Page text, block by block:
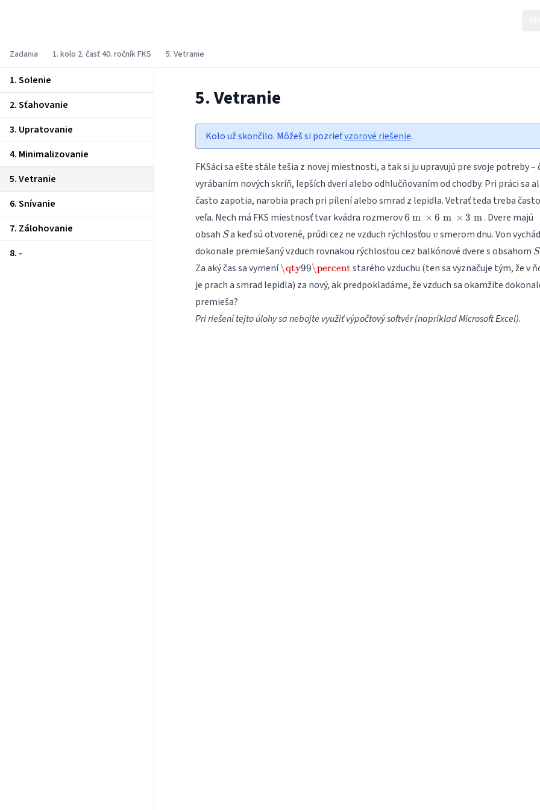
Zadania 1. kolo 2. časť 40. ročník FKS 5. Vetranie
1. Solenie
2. Sťahovanie
3. Upratovanie
4. Minimalizovanie
5. Vetranie
6. Snívanie
7. Zálohovanie
8. -
5. Vetranie
Kolo už skončilo. Môžeš si pozrieťvzorové riešenie.
FKSáci sa ešte stále tešia z novej miestnosti, a tak si ju upravujú pre svoje potreby –
vyrábaním nových skríň, lepších dverí alebo odhlučňovaním od chodby. Pri práci sa
často zapotia, narobia prach pri pílení alebo smrad z lepidla. Vetrať teda treba
veľa. Nech má FKS miestnosť tvar kvádra rozmerov\SI{6}
{\metre}
\times
\SI{6}
{\metre}
\times
\SI{3}
6 m × 6 m × 3 m. Dvere majú
obsah S
Sa keď sú otvorené, prúdi cez ne vzduch rýchlosťouv
v smerom dnu. Von
dokonale premiešaný vzduch rovnakou rýchlosťou cez balkónové dvere s obsahom S
S
Za aký čas sa vymení\qty{99}
{\percent}
\qty99\percent starého vzduchu (ten sa vyznačuje tým, že v
je prach a smrad lepidla) za nový, ak predpokladáme, že vzduch sa okamžite
premieša?
Pri riešení tejto úlohy sa nebojte využiť výpočtový softvér (napríklad Microsoft Excel).